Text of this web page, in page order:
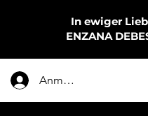
In ewiger
ENZANA
Anmelden